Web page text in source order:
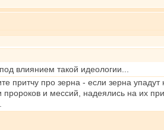
влиянием такой идеологии...
притчу про зерна - если зерна
и мессий, надеялись на их